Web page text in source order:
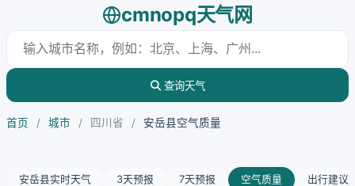
cmnopq天气网
查询天气
首页 / 城市 / 四川省 / 安岳县空气质量
安岳县实时天气 3天预报 7天预报 空气质量 出行建议